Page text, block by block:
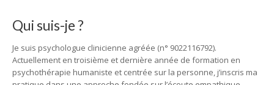
Qui suis-je ?
Je suis psychologue clinicienne agréée (n° 9022116792).
Actuellement en troisième et dernière année de formation en
psychothérapie humaniste et centrée sur la personne, j’inscris ma